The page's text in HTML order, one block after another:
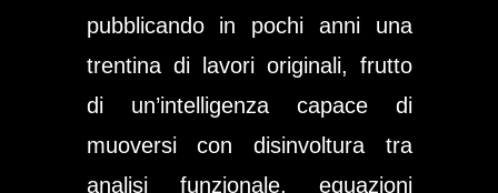
pubblicando in pochi anni una
trentina di lavori originali, frutto
di un’intelligenza capace di
muoversi con disinvoltura tra
analisi funzionale, equazioni